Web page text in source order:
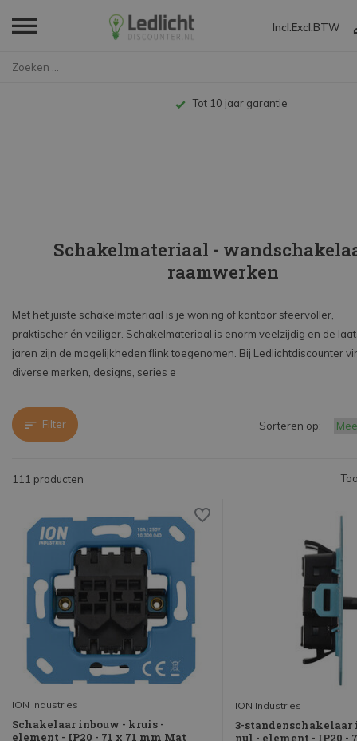
Incl. Excl. BTW
Tot 10 jaar garantie
Schakelmateriaal -
raamwerken
Met het juiste schakelmateriaal is je woning of kantoor sfeervoller,
praktischer én veiliger. Schakelmateriaal is enorm veelzijdig en de
jaren zijn de mogelijkheden flink toegenomen. Bij Ledlichtdiscounter
diverse merken, designs, series e
Filter
111 producten
Sorteren op:
ION Industries
Schakelaar inbouw - kruis -
element - IP20 - 71 x 71 mm Mat
ION Industries
3-standenschakelaar
nul - element - IP20 -